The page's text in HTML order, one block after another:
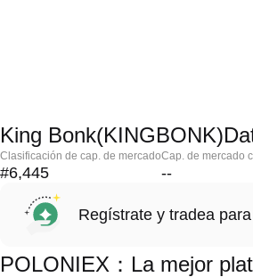
King
Clasificación de cap. de mercado
#6,445
Cap. de mercado
--
Regístrate y tradea
POLONIEX：La mejor